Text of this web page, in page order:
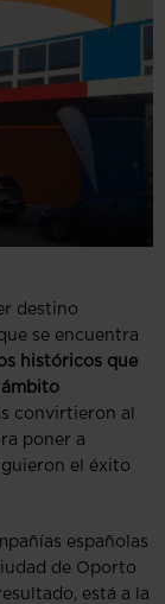
destino
se encuentra
históricos que
ámbito
convirtieron al
poner a
el éxito
españolas
de Oporto
está a la